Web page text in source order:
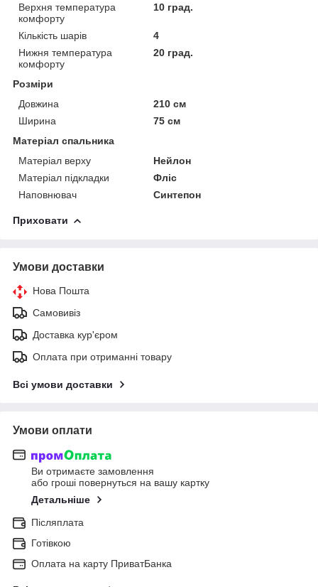
Верхня температура
комфорту
10 град.
Кількість шарів
4
Нижня температура
комфорту
20 град.
Розміри
Довжина
210 см
Ширина
75 см
Матеріал спальника
Матеріал верху
Нейлон
Матеріал підкладки
Фліс
Наповнювач
Синтепон
Приховати
Умови доставки
Нова Пошта
Самовивіз
Доставка кур'єром
Оплата при отриманні товару
Всі умови доставки
Умови оплати
Ви отримаєте замовлення
або гроші повернуться на вашу картку
Детальніше
Післяплата
Готівкою
Оплата на карту ПриватБанка